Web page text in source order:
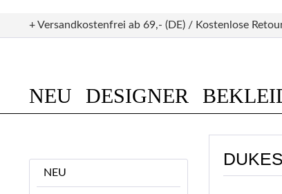
+ Versandkostenfrei ab 69,- (DE) / Kostenlose
NEU DESIGNER
NEU
DUKES